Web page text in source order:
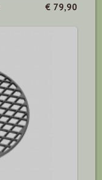
€ 79,90